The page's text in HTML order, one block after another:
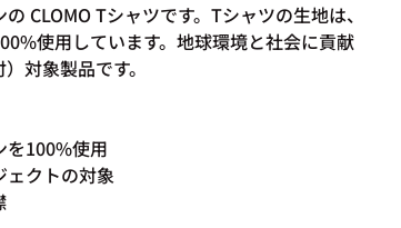
CLOMO Tシャツです。 Tシャツの生地は、
使用しています。 地球環境と社会に貢献
対象製品です。
を100%使用
ェクトの対象